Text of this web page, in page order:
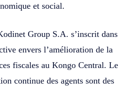
et social.
Group S.A. s’inscrit dans
envers l’amélioration de la
fiscales au Kongo Central. Le
continue des agents sont des